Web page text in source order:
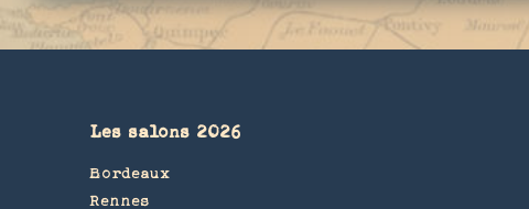
Les salons 2026
Bordeaux
Rennes